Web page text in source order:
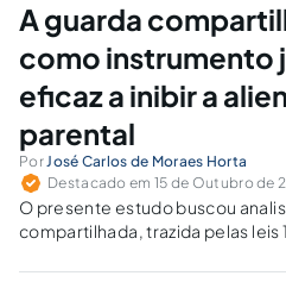
A guarda
como instrumento
eficaz a inibir a
parental
PorJosé Carlos de Moraes Horta
Destacado em 15 de Outubro de
O presente estudo buscou
compartilhada, trazida pelas leis
eficaz na tentativa de inibir as